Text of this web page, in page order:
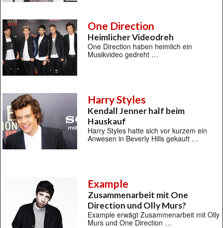
One Direction
Heimlicher Videodreh
One Direction haben heimlich ein
Musikvideo gedreht …
Harry Styles
Kendall Jenner half beim
Hauskauf
Harry Styles hatte sich vor kurzem ein
Anwesen in Beverly Hills gekauft …
Example
Zusammenarbeit mit One
Direction und Olly Murs?
Example erwägt Zusammenarbeit mit Olly
Murs und One Direction …